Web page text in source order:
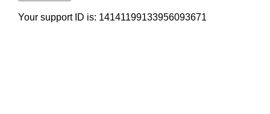
Your support ID is: 14141199133956093671